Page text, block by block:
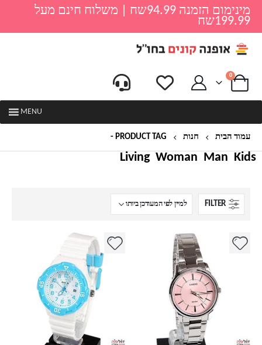
מינימום הזמנה 94.99שח | משלוח חינם מעל
199.99שח
0
MENU
עמוד הבית חנות PRODUCT TAG -
Kids
Man
Woman
Living
FILTER